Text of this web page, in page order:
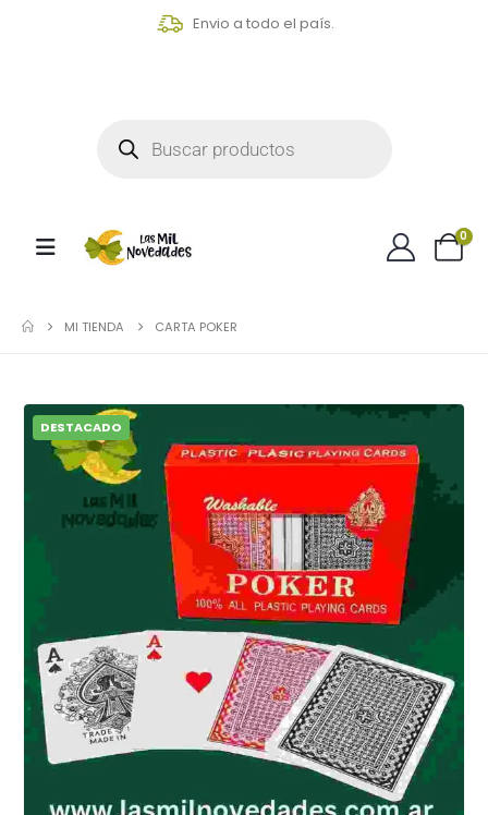
Envio a todo el país.
0
MI TIENDA CARTA POKER
DESTACADO